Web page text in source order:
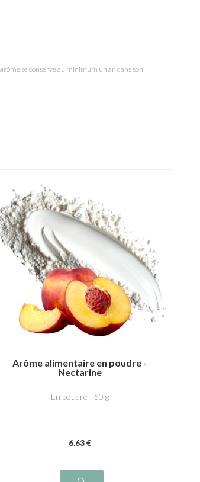
se conserve au minimum un an dans son
Arôme alimentaire en poudre -
Nectarine
En poudre - 50 g
6.63€